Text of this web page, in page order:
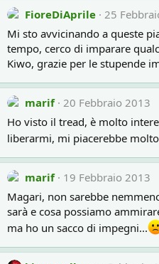
FioreDiAprile 25
Mi sto avvicinando a queste
tempo, cerco di imparare
Kiwo, grazie per le stupende
marif 20 Febbraio 2013
Ho visto il tread, è molto
liberarmi, mi piacerebbe
marif
19 Febbraio 2013
Magari, non sarebbe
sarà e cosa possiamo
ma ho un sacco di impegni...